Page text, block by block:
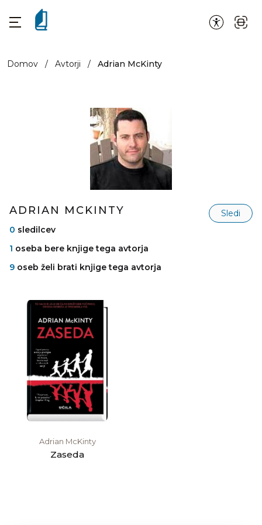
Domov / Avtorji / Adrian McKinty
ADRIAN MCKINTY
Sledi
0 sledilcev
1 oseba bere knjige tega avtorja
9 oseb želi brati knjige tega avtorja
Adrian McKinty
Zaseda